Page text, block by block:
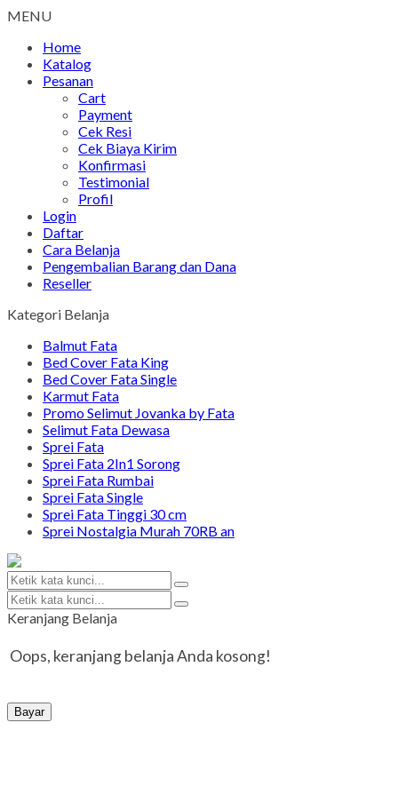
MENU
Home
Katalog
Pesanan
Cart
Payment
Cek Resi
Cek Biaya Kirim
Konfirmasi
Testimonial
Profil
Login
Daftar
Cara Belanja
Pengembalian Barang dan Dana
Reseller
Kategori Belanja
Balmut Fata
Bed Cover Fata King
Bed Cover Fata Single
Karmut Fata
Promo Selimut Jovanka by Fata
Selimut Fata Dewasa
Sprei Fata
Sprei Fata 2In1 Sorong
Sprei Fata Rumbai
Sprei Fata Single
Sprei Fata Tinggi 30 cm
Sprei Nostalgia Murah 70RB an
Keranjang Belanja
Oops, keranjang belanja Anda kosong!
Bayar